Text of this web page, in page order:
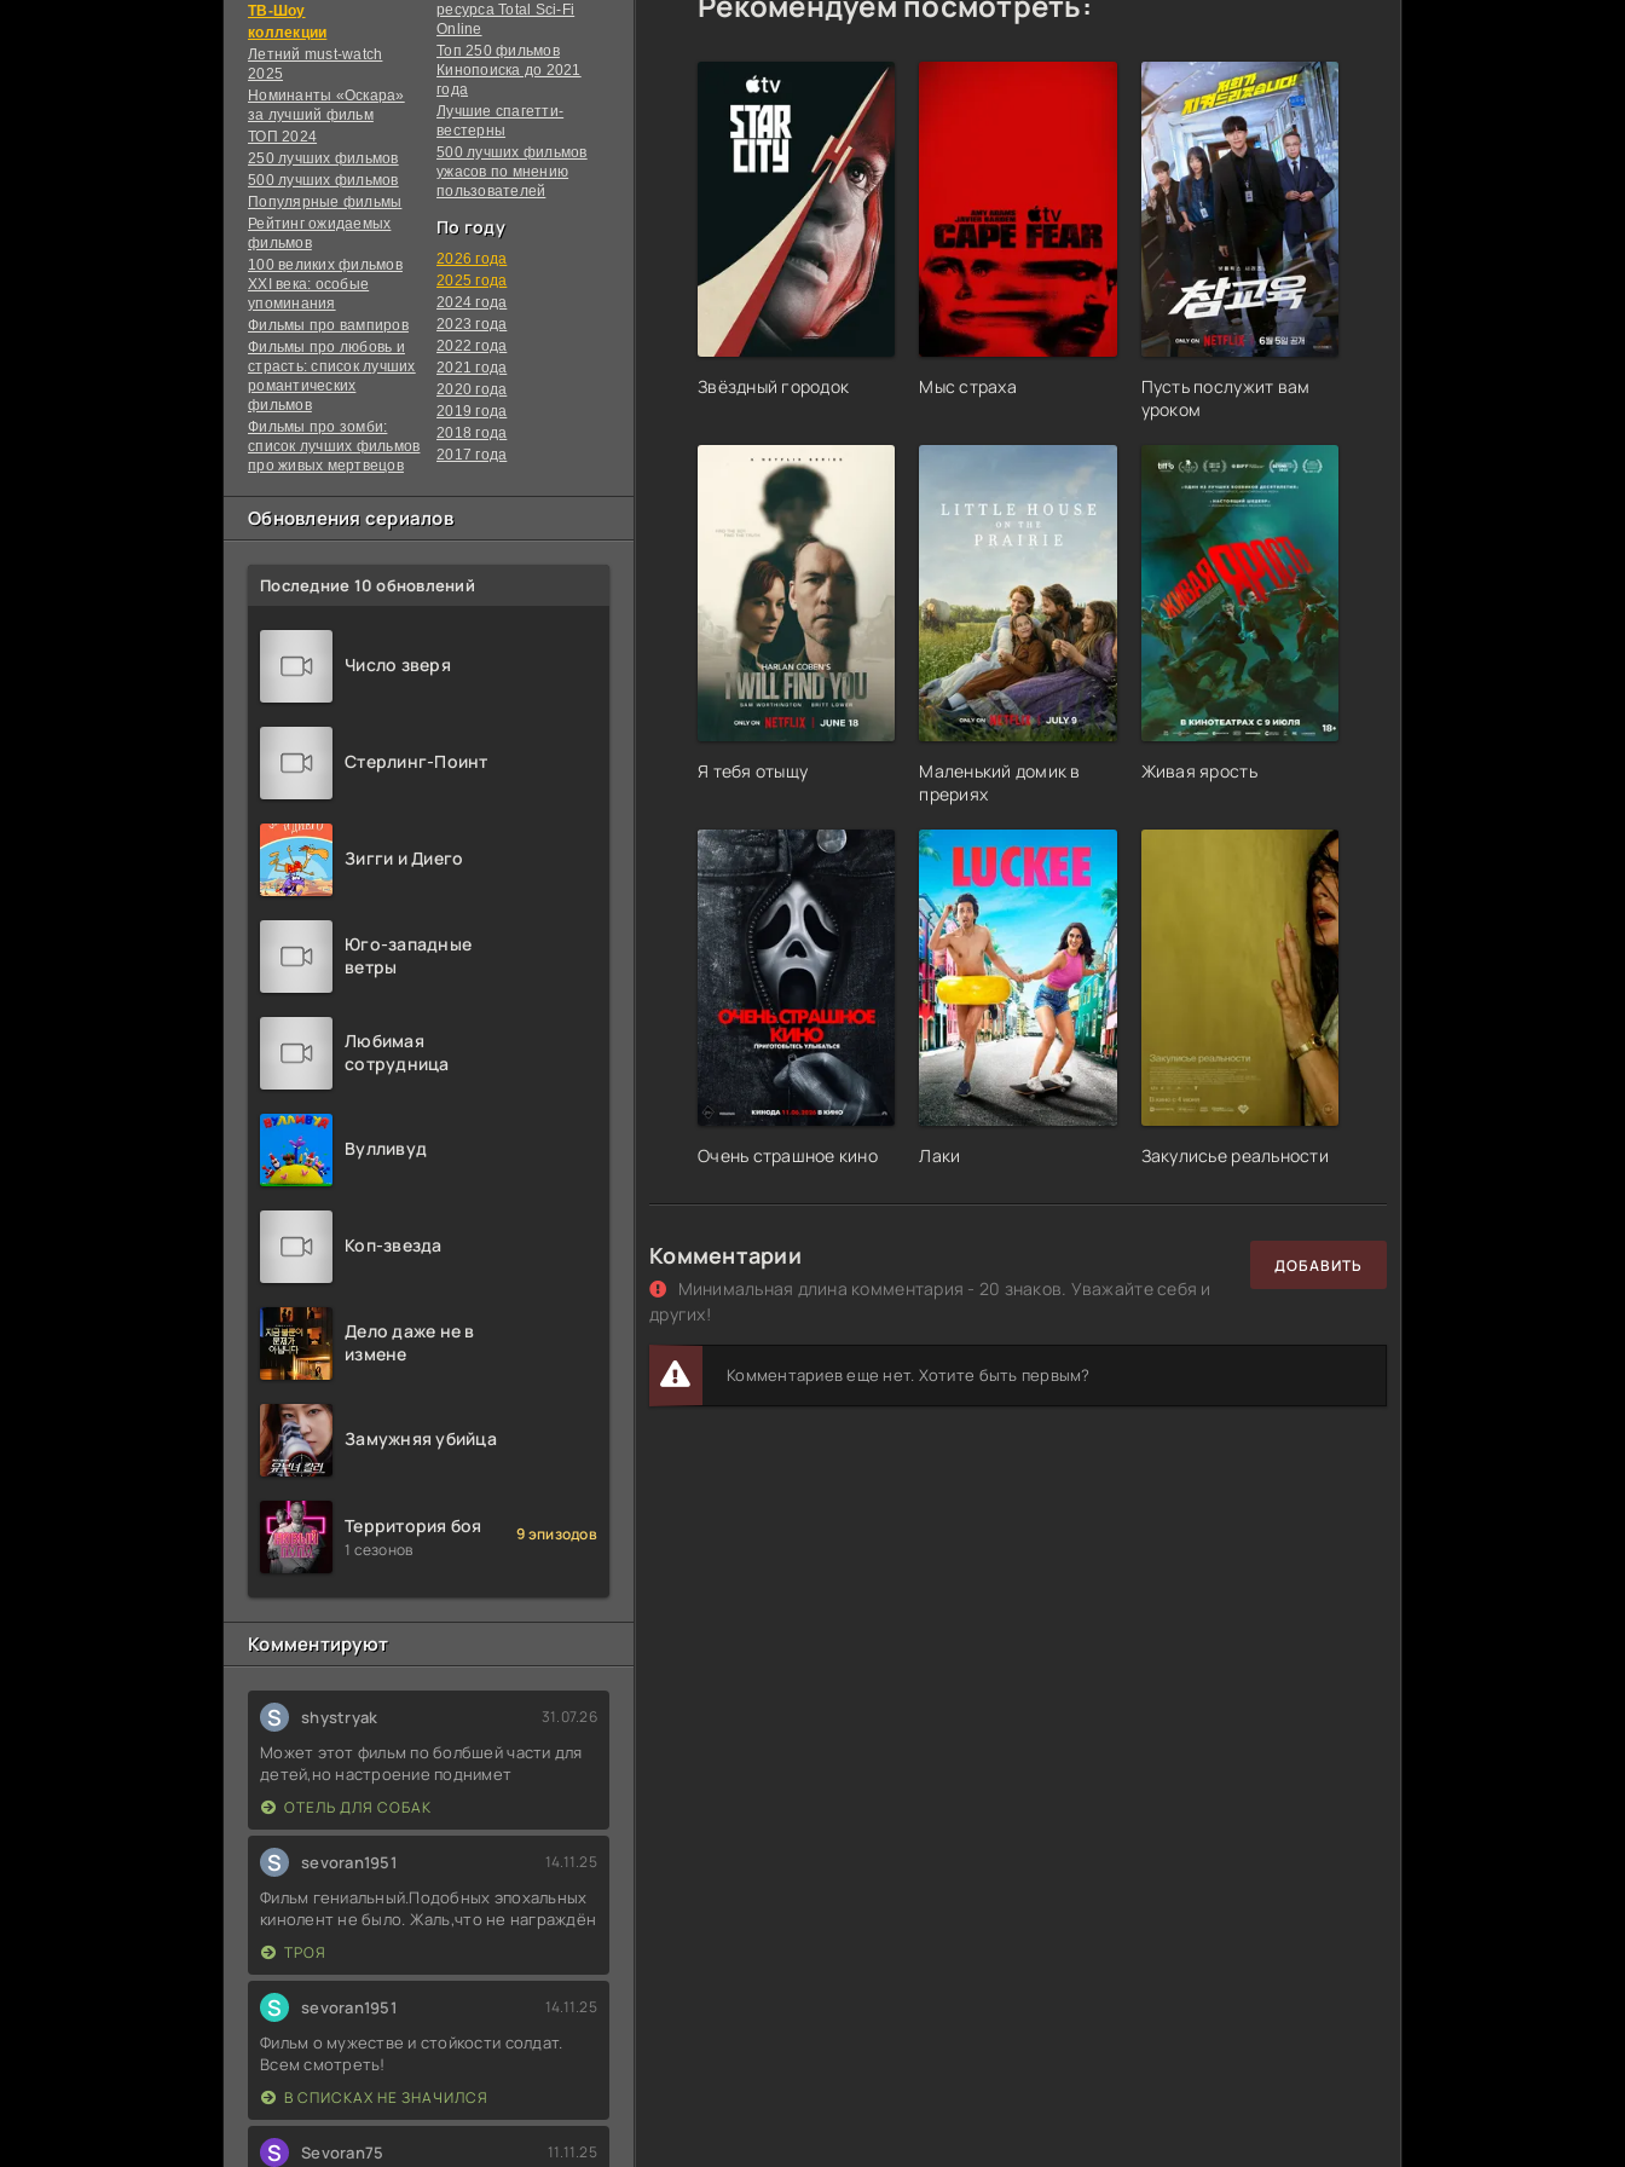
ТВ-Шоу
коллекции
Летний must-watch
2025
Номинанты «Оскара»
за лучший фильм
ТОП 2024
250 лучших фильмов
500 лучших фильмов
Популярные фильмы
Рейтинг ожидаемых
фильмов
100 великих фильмов
XXI века: особые
упоминания
Фильмы про вампиров
Фильмы про любовь и
страсть: список лучших
романтических
фильмов
Фильмы про зомби:
список лучших фильмов
про живых мертвецов
ресурса Total Sci-Fi
Online
Топ 250 фильмов
Кинопоиска до 2021
года
Лучшие спагетти-
вестерны
500 лучших фильмов
ужасов по мнению
пользователей
По году
2026 года
2025 года
2024 года
2023 года
2022 года
2021 года
2020 года
2019 года
2018 года
2017 года
Обновления сериалов
Последние 10 обновлений
Число зверя
Стерлинг-Поинт
Зигги и Диего
Юго-западные
ветры
Любимая
сотрудница
Вулливуд
Коп-звезда
Дело даже не в
измене
Замужняя убийца
Территория боя
1 сезонов
9 эпизодов
Комментируют
S shystryak 31.07.26
Может этот фильм по болбшей части для
детей,но настроение поднимет
ОТЕЛЬ ДЛЯ СОБАК
S sevoran1951 14.11.25
Фильм гениальный.Подобных эпохальных
кинолент не было. Жаль,что не награждён
ТРОЯ
S sevoran1951 14.11.25
Фильм о мужестве и стойкости солдат.
Всем смотреть!
В СПИСКАХ НЕ ЗНАЧИЛСЯ
S Sevoran75 11.11.25
Звёздный городок Мыс страха
Пусть послужит вам
уроком
Я тебя отыщу
Маленький домик в
прериях
Живая ярость
Очень страшное кино Лаки Закулисье реальности
Комментарии
Минимальная длина комментария - 20 знаков. Уважайте себя и
других!
ДОБАВИТЬ
Комментариев еще нет. Хотите быть первым?